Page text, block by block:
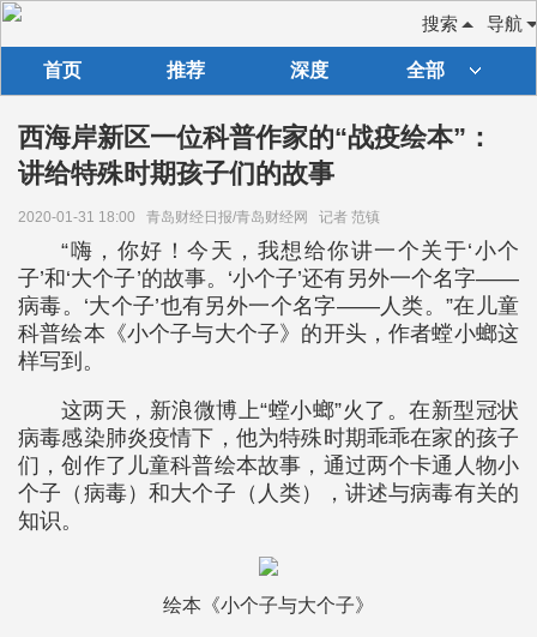
导航
搜索
首页 推荐 深度 全部
西海岸新区一位科普作家的“战疫绘本”：
讲给特殊时期孩子们的故事
2020-01-31 18:00 青岛财经日报/青岛财经网 记者 范镇
“嗨，你好！今天，我想给你讲一个关于‘小个
子’和‘大个子’的故事。‘小个子’还有另外一个名字——
病毒。‘大个子’也有另外一个名字——人类。”在儿童
科普绘本《小个子与大个子》的开头，作者螳小螂这
样写到。
这两天，新浪微博上“螳小螂”火了。在新型冠状
病毒感染肺炎疫情下，他为特殊时期乖乖在家的孩子
们，创作了儿童科普绘本故事，通过两个卡通人物小
个子（病毒）和大个子（人类），讲述与病毒有关的
知识。
绘本《小个子与大个子》